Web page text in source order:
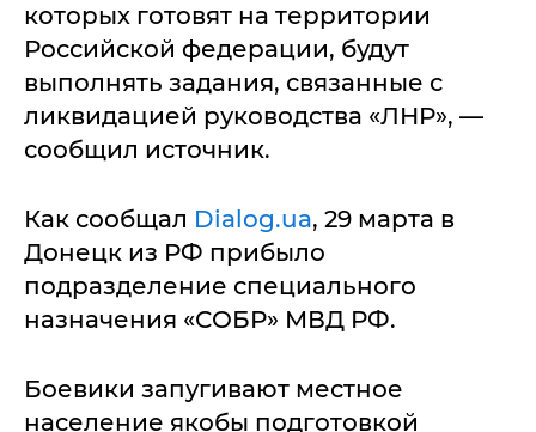
которых готовят на территории
Российской федерации, будут
выполнять задания, связанные с
ликвидацией руководства «ЛНР», —
сообщил источник.
Как сообщал Dialog.ua, 29 марта в
Донецк из РФ прибыло
подразделение специального
назначения «СОБР» МВД РФ.
Боевики запугивают местное
население якобы подготовкой